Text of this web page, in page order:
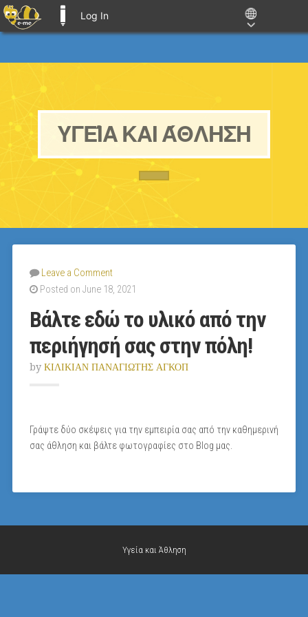
Log In
ΥΓΕΊΑ ΚΑΙ ΆΘΛΗΣΗ
Leave a Comment
Posted on June 18, 2021
Βάλτε εδώ το υλικό από την
περιήγησή σας στην πόλη!
by ΚΙΛΙΚΙΑΝ ΠΑΝΑΓΙΩΤΗΣ ΑΓΚΟΠ
Γράψτε δύο σκέψεις για την εμπειρία σας από την καθημερινή
σας άθληση και βάλτε φωτογραφίες στο Blog μας.
Υγεία και Άθληση